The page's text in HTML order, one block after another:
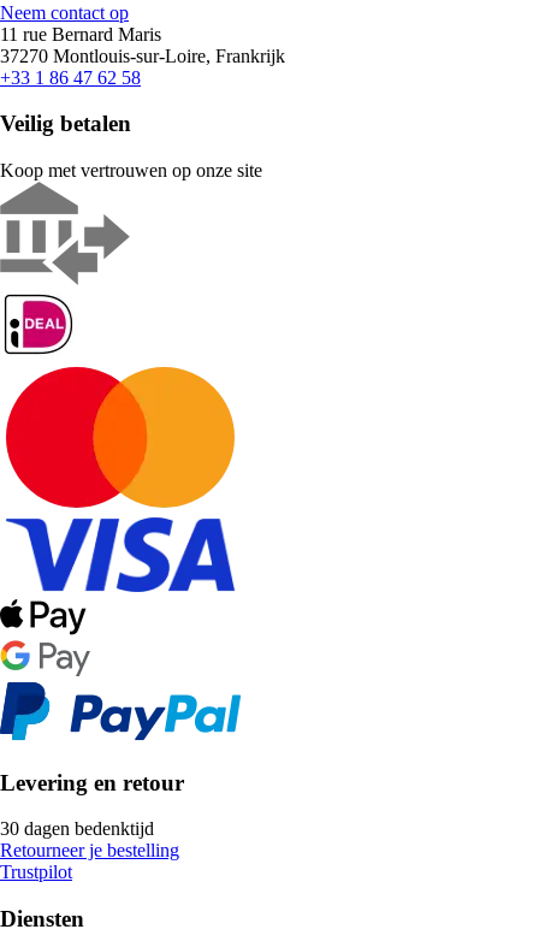
Neem contact op
11 rue Bernard Maris
37270 Montlouis-sur-Loire, Frankrijk
+33 1 86 47 62 58
Veilig betalen
Koop met vertrouwen op onze site
Levering en retour
30 dagen bedenktijd
Retourneer je bestelling
Trustpilot
Diensten